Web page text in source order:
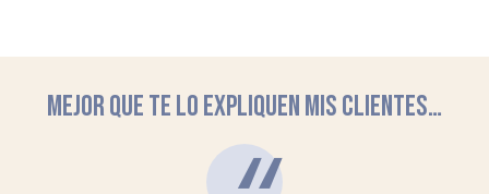
MEJOR QUE TE LO EXPLIQUEN MIS CLIENTES…